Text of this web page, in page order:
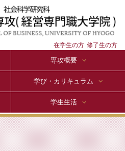
在学生の方 修了生の方
専攻概要
学び・カリキュラム
学生生活